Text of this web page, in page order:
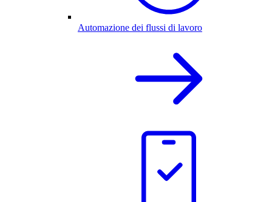
Automazione dei flussi di lavoro